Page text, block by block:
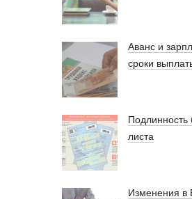
Аванс и
сроки
Подлинность
листа
Изменения в